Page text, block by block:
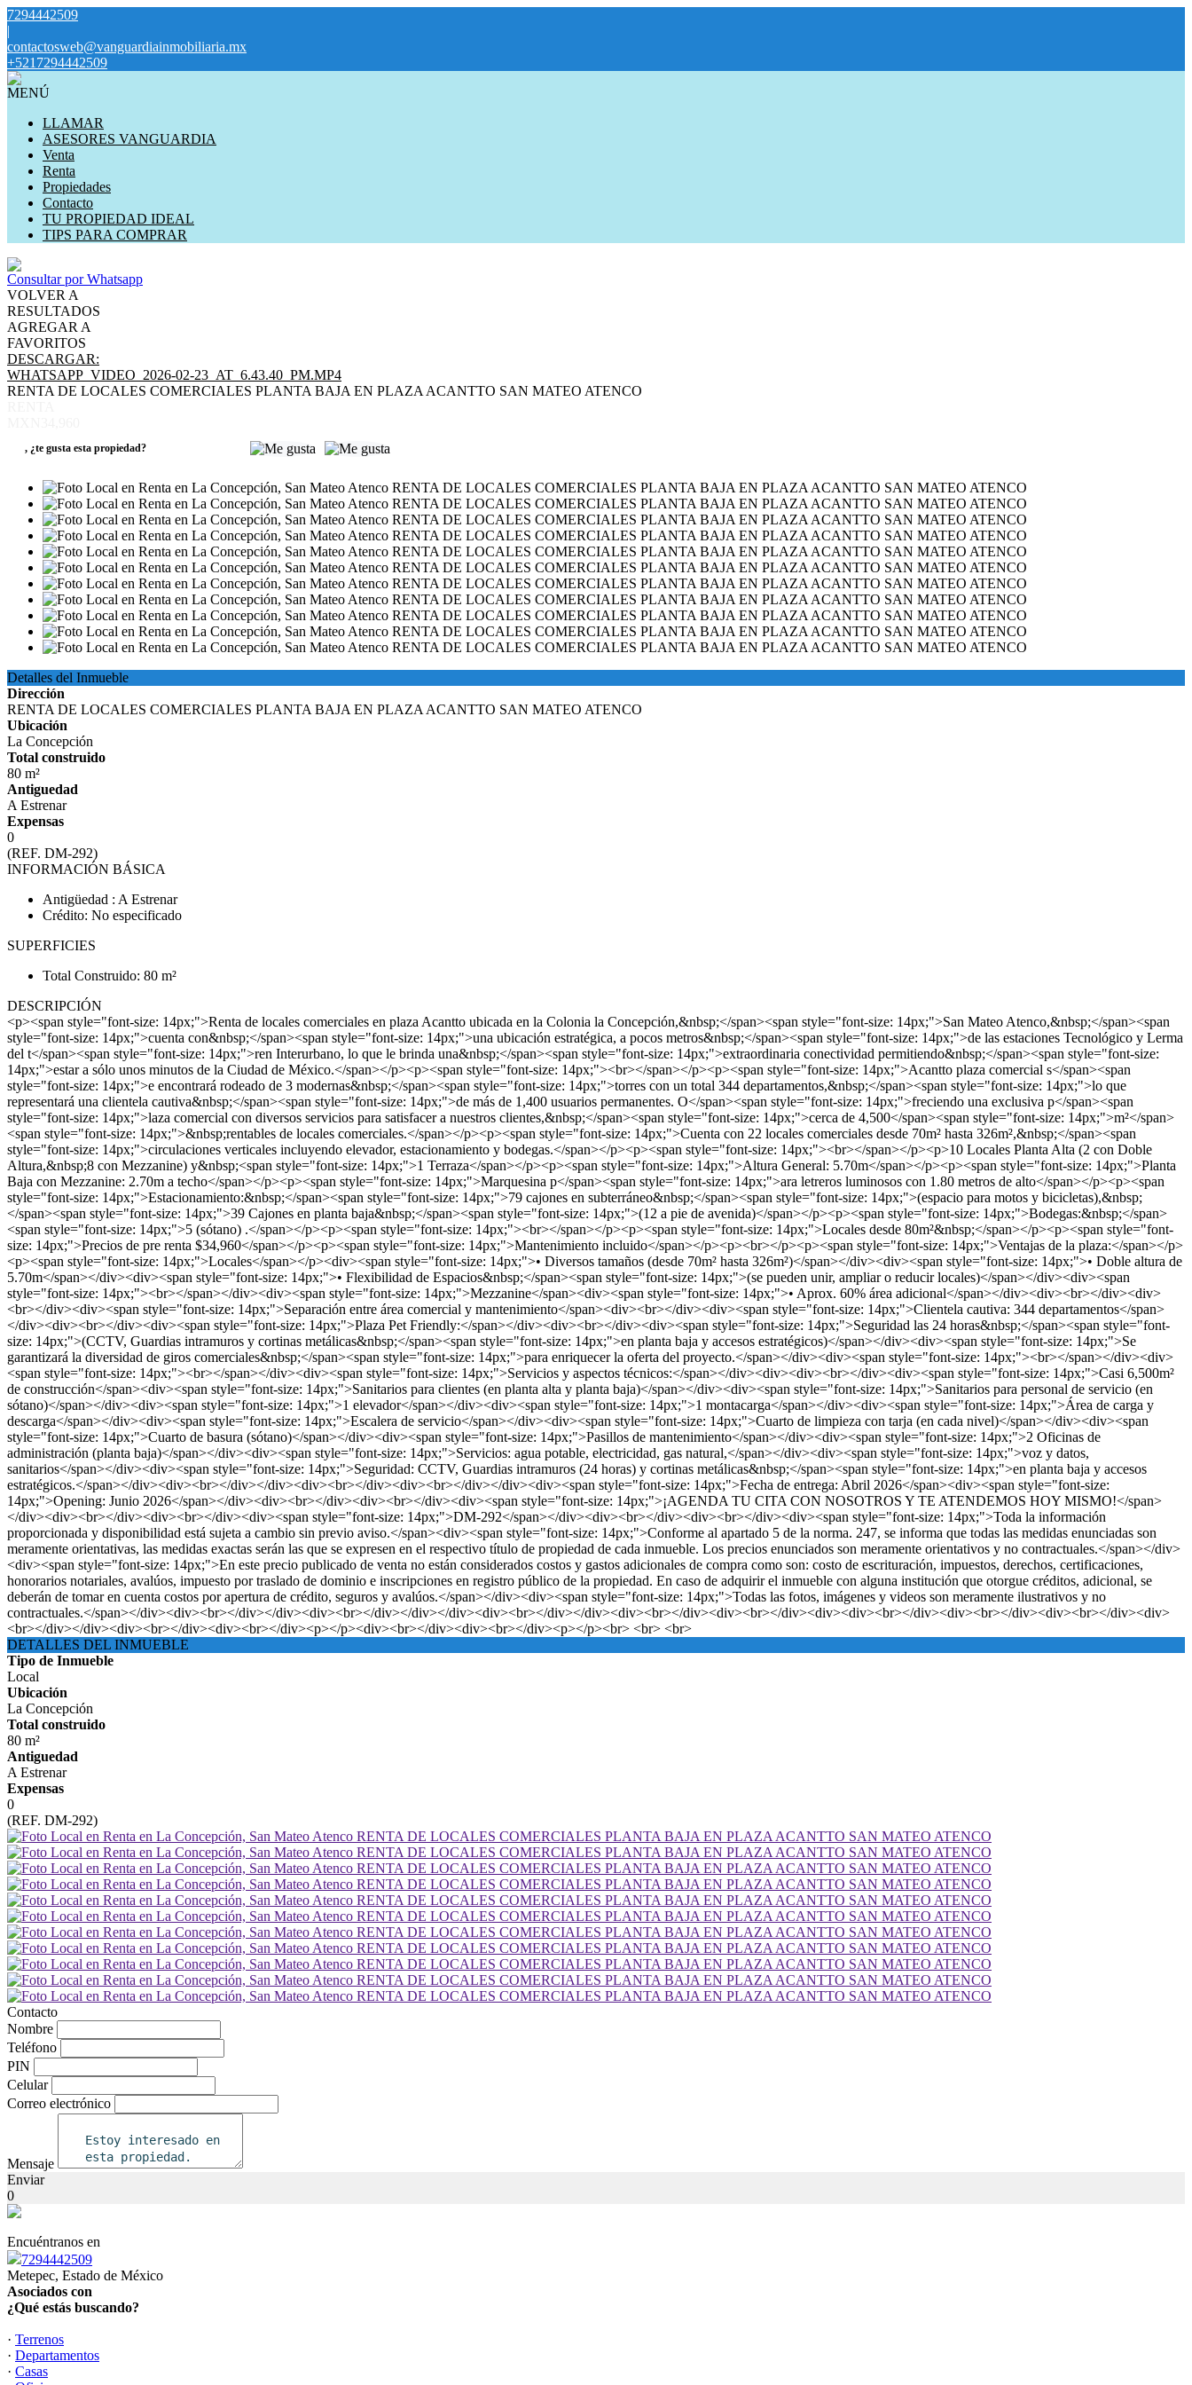
7294442509
|
contactosweb@vanguardiainmobiliaria.mx
+5217294442509
MENÚ
LLAMAR
ASESORES VANGUARDIA
Venta
Renta
Propiedades
Contacto
TU PROPIEDAD IDEAL
TIPS PARA COMPRAR
Consultar por Whatsapp
VOLVER A
RESULTADOS
AGREGAR A
FAVORITOS
DESCARGAR:
WHATSAPP_VIDEO_2026-02-23_AT_6.43.40_PM.MP4
RENTA DE LOCALES COMERCIALES PLANTA BAJA EN PLAZA ACANTTO SAN MATEO ATENCO
, ¿te gusta esta propiedad?
Detalles del Inmueble
Dirección
RENTA DE LOCALES COMERCIALES PLANTA BAJA EN PLAZA ACANTTO SAN MATEO ATENCO
Ubicación
La Concepción
Total construido
80 m²
Antiguedad
A Estrenar
Expensas
0
(REF. DM-292)
INFORMACIÓN BÁSICA
Antigüedad : A Estrenar
Crédito: No especificado
SUPERFICIES
Total Construido: 80 m²
DESCRIPCIÓN
<p><span style="font-size: 14px;">Renta de locales comerciales en plaza Acantto ubicada en la Colonia la Concepción,&nbsp;</span><span style="font-size: 14px;">San Mateo Atenco,&nbsp;</span><span
style="font-size: 14px;">cuenta con&nbsp;</span><span style="font-size: 14px;">una ubicación estratégica, a pocos metros&nbsp;</span><span style="font-size: 14px;">de las estaciones Tecnológico y Lerma
del t</span><span style="font-size: 14px;">ren Interurbano, lo que le brinda una&nbsp;</span><span style="font-size: 14px;">extraordinaria conectividad permitiendo&nbsp;</span><span style="font-size:
14px;">estar a sólo unos minutos de la Ciudad de México.</span></p><p><span style="font-size: 14px;"><br></span></p><p><span style="font-size: 14px;">Acantto plaza comercial s</span><span
style="font-size: 14px;">e encontrará rodeado de 3 modernas&nbsp;</span><span style="font-size: 14px;">torres con un total 344 departamentos,&nbsp;</span><span style="font-size: 14px;">lo que
representará una clientela cautiva&nbsp;</span><span style="font-size: 14px;">de más de 1,400 usuarios permanentes. O</span><span style="font-size: 14px;">freciendo una exclusiva p</span><span
style="font-size: 14px;">laza comercial con diversos servicios para satisfacer a nuestros clientes,&nbsp;</span><span style="font-size: 14px;">cerca de 4,500</span><span style="font-size: 14px;">m²</span>
<span style="font-size: 14px;">&nbsp;rentables de locales comerciales.</span></p><p><span style="font-size: 14px;">Cuenta con 22 locales comerciales desde 70m² hasta 326m²,&nbsp;</span><span
style="font-size: 14px;">circulaciones verticales incluyendo elevador, estacionamiento y bodegas.</span></p><p><span style="font-size: 14px;"><br></span></p><p>10 Locales Planta Alta (2 con Doble
Altura,&nbsp;8 con Mezzanine) y&nbsp;<span style="font-size: 14px;">1 Terraza</span></p><p><span style="font-size: 14px;">Altura General: 5.70m</span></p><p><span style="font-size: 14px;">Planta
Baja con Mezzanine: 2.70m a techo</span></p><p><span style="font-size: 14px;">Marquesina p</span><span style="font-size: 14px;">ara letreros luminosos con 1.80 metros de alto</span></p><p><span
style="font-size: 14px;">Estacionamiento:&nbsp;</span><span style="font-size: 14px;">79 cajones en subterráneo&nbsp;</span><span style="font-size: 14px;">(espacio para motos y bicicletas),&nbsp;
</span><span style="font-size: 14px;">39 Cajones en planta baja&nbsp;</span><span style="font-size: 14px;">(12 a pie de avenida)</span></p><p><span style="font-size: 14px;">Bodegas:&nbsp;</span>
<span style="font-size: 14px;">5 (sótano) .</span></p><p><span style="font-size: 14px;"><br></span></p><p><span style="font-size: 14px;">Locales desde 80m²&nbsp;</span></p><p><span style="font-
size: 14px;">Precios de pre renta $34,960</span></p><p><span style="font-size: 14px;">Mantenimiento incluido</span></p><p><br></p><p><span style="font-size: 14px;">Ventajas de la plaza:</span></p>
<p><span style="font-size: 14px;">Locales</span></p><div><span style="font-size: 14px;">• Diversos tamaños (desde 70m² hasta 326m²)</span></div><div><span style="font-size: 14px;">• Doble altura de
5.70m</span></div><div><span style="font-size: 14px;">• Flexibilidad de Espacios&nbsp;</span><span style="font-size: 14px;">(se pueden unir, ampliar o reducir locales)</span></div><div><span
style="font-size: 14px;"><br></span></div><div><span style="font-size: 14px;">Mezzanine</span><div><span style="font-size: 14px;">• Aprox. 60% área adicional</span></div><div><br></div><div>
<br></div><div><span style="font-size: 14px;">Separación entre área comercial y mantenimiento</span><div><br></div><div><span style="font-size: 14px;">Clientela cautiva: 344 departamentos</span>
</div><div><br></div><div><span style="font-size: 14px;">Plaza Pet Friendly:</span></div><div><br></div><div><span style="font-size: 14px;">Seguridad las 24 horas&nbsp;</span><span style="font-
size: 14px;">(CCTV, Guardias intramuros y cortinas metálicas&nbsp;</span><span style="font-size: 14px;">en planta baja y accesos estratégicos)</span></div><div><span style="font-size: 14px;">Se
garantizará la diversidad de giros comerciales&nbsp;</span><span style="font-size: 14px;">para enriquecer la oferta del proyecto.</span></div><div><span style="font-size: 14px;"><br></span></div><div>
<span style="font-size: 14px;"><br></span></div><div><span style="font-size: 14px;">Servicios y aspectos técnicos:</span></div><div><div><br></div><div><span style="font-size: 14px;">Casi 6,500m²
de construcción</span><div><span style="font-size: 14px;">Sanitarios para clientes (en planta alta y planta baja)</span></div><div><span style="font-size: 14px;">Sanitarios para personal de servicio (en
sótano)</span></div><div><span style="font-size: 14px;">1 elevador</span></div><div><span style="font-size: 14px;">1 montacarga</span></div><div><span style="font-size: 14px;">Área de carga y
descarga</span></div><div><span style="font-size: 14px;">Escalera de servicio</span></div><div><span style="font-size: 14px;">Cuarto de limpieza con tarja (en cada nivel)</span></div><div><span
style="font-size: 14px;">Cuarto de basura (sótano)</span></div><div><span style="font-size: 14px;">Pasillos de mantenimiento</span></div><div><span style="font-size: 14px;">2 Oficinas de
administración (planta baja)</span></div><div><span style="font-size: 14px;">Servicios: agua potable, electricidad, gas natural,</span></div><div><span style="font-size: 14px;">voz y datos,
sanitarios</span></div><div><span style="font-size: 14px;">Seguridad: CCTV, Guardias intramuros (24 horas) y cortinas metálicas&nbsp;</span><span style="font-size: 14px;">en planta baja y accesos
estratégicos.</span></div><div><br></div></div><div><br></div><div><br></div></div><div><span style="font-size: 14px;">Fecha de entrega: Abril 2026</span><div><span style="font-size:
14px;">Opening: Junio 2026</span></div><div><br></div><div><br></div><div><span style="font-size: 14px;">¡AGENDA TU CITA CON NOSOTROS Y TE ATENDEMOS HOY MISMO!</span>
</div><div><br></div><div><br></div><div><span style="font-size: 14px;">DM-292</span></div><div><br></div><div><br></div><div><span style="font-size: 14px;">Toda la información
proporcionada y disponibilidad está sujeta a cambio sin previo aviso.</span><div><span style="font-size: 14px;">Conforme al apartado 5 de la norma. 247, se informa que todas las medidas enunciadas son
meramente orientativas, las medidas exactas serán las que se expresen en el respectivo título de propiedad de cada inmueble. Los precios enunciados son meramente orientativos y no contractuales.</span></div>
<div><span style="font-size: 14px;">En este precio publicado de venta no están considerados costos y gastos adicionales de compra como son: costo de escrituración, impuestos, derechos, certificaciones,
honorarios notariales, avalúos, impuesto por traslado de dominio e inscripciones en registro público de la propiedad. En caso de adquirir el inmueble con alguna institución que otorgue créditos, adicional, se
deberán de tomar en cuenta costos por apertura de crédito, seguros y avalúos.</span></div><div><span style="font-size: 14px;">Todas las fotos, imágenes y videos son meramente ilustrativos y no
contractuales.</span></div><div><br></div></div><div><br></div></div></div><div><br></div></div><div><br></div><div><br></div><div><div><br></div><div><br></div><div><br></div><div>
<br></div></div><div><br></div><div><br></div><p></p><div><br></div><div><br></div><p></p><br> <br> <br>
DETALLES DEL INMUEBLE
Tipo de Inmueble
Local
Ubicación
La Concepción
Total construido
80 m²
Antiguedad
A Estrenar
Expensas
0
(REF. DM-292)
Contacto
Nombre
Teléfono
PIN
Celular
Correo electrónico
Mensaje
Enviar
0
Encuéntranos en
7294442509
Metepec, Estado de México
Asociados con
¿Qué estás buscando?
· Terrenos
· Departamentos
· Casas